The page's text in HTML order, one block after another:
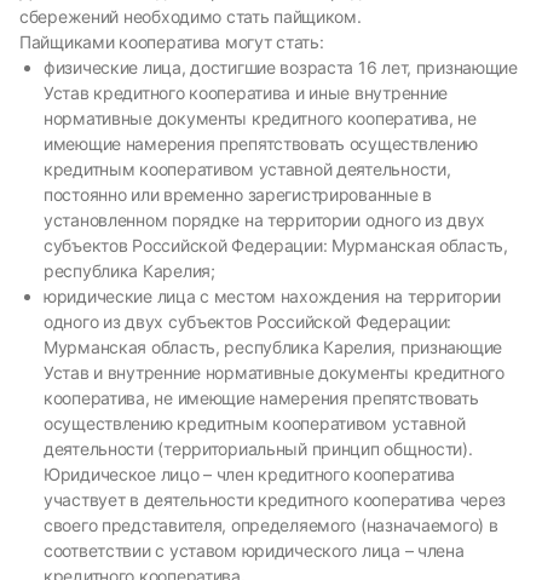
сбережений необходимо стать пайщиком.
Пайщиками кооператива могут стать:
физические лица, достигшие возраста 16 лет, признающие
Устав кредитного кооператива и иные внутренние
нормативные документы кредитного кооператива, не
имеющие намерения препятствовать осуществлению
кредитным кооперативом уставной деятельности,
постоянно или временно зарегистрированные в
установленном порядке на территории одного из двух
субъектов Российской Федерации: Мурманская область,
республика Карелия;
юридические лица с местом нахождения на территории
одного из двух субъектов Российской Федерации:
Мурманская область, республика Карелия, признающие
Устав и внутренние нормативные документы кредитного
кооператива, не имеющие намерения препятствовать
осуществлению кредитным кооперативом уставной
деятельности (территориальный принцип общности).
Юридическое лицо – член кредитного кооператива
участвует в деятельности кредитного кооператива через
своего представителя, определяемого (назначаемого) в
соответствии с уставом юридического лица – члена
кредитного кооператива.